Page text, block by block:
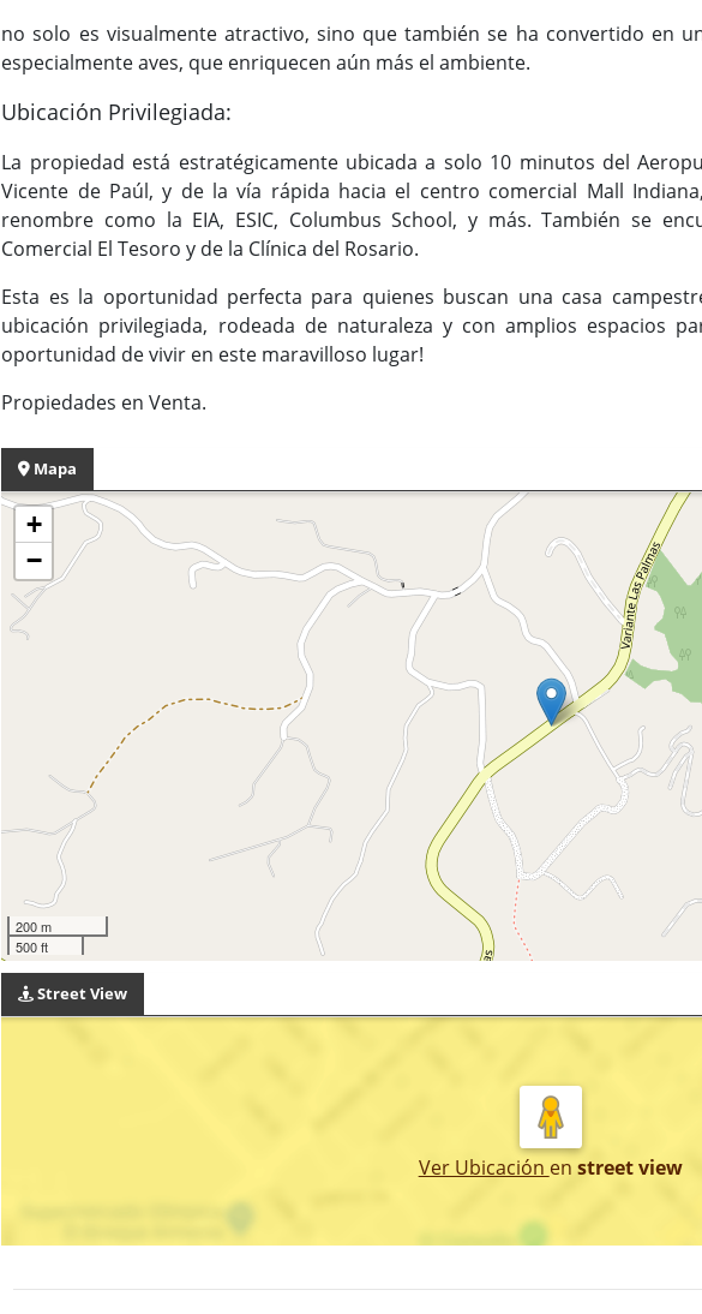
no solo es visualmente atractivo, sino que también se ha convertido en
especialmente aves, que enriquecen aún más el ambiente.
Ubicación Privilegiada:
La propiedad está estratégicamente ubicada a solo 10 minutos del
Vicente de Paúl, y de la vía rápida hacia el centro comercial Mall
renombre como la EIA, ESIC, Columbus School, y más. También se
Comercial El Tesoro y de la Clínica del Rosario.
Esta es la oportunidad perfecta para quienes buscan una casa
ubicación privilegiada, rodeada de naturaleza y con amplios espacios
oportunidad de vivir en este maravilloso lugar!
Propiedades en Venta.
Mapa
+
−
200 m
500 ft
Street View
Ver Ubicación en street view